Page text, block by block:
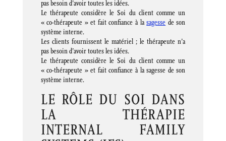
pas besoin d’avoir toutes les idées.
Le thérapeute considère le Soi du client comme un
« co-thérapeute » et fait confiance à lasagesse de son
système interne.
Les clients fournissent le matériel ; le thérapeute n’a
pas besoin d’avoir toutes les idées.
Le thérapeute considère le Soi du client comme un
« co-thérapeute » et fait confiance à la sagesse de son
système interne.
LE RÔLE DU SOI DANS
LA THÉRAPIE
INTERNAL FAMILY